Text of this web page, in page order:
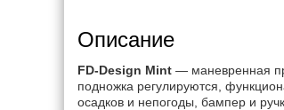
Описание
FD-Design Mint — маневренная
подножка регулируются,
осадков и непогоды, бампер и